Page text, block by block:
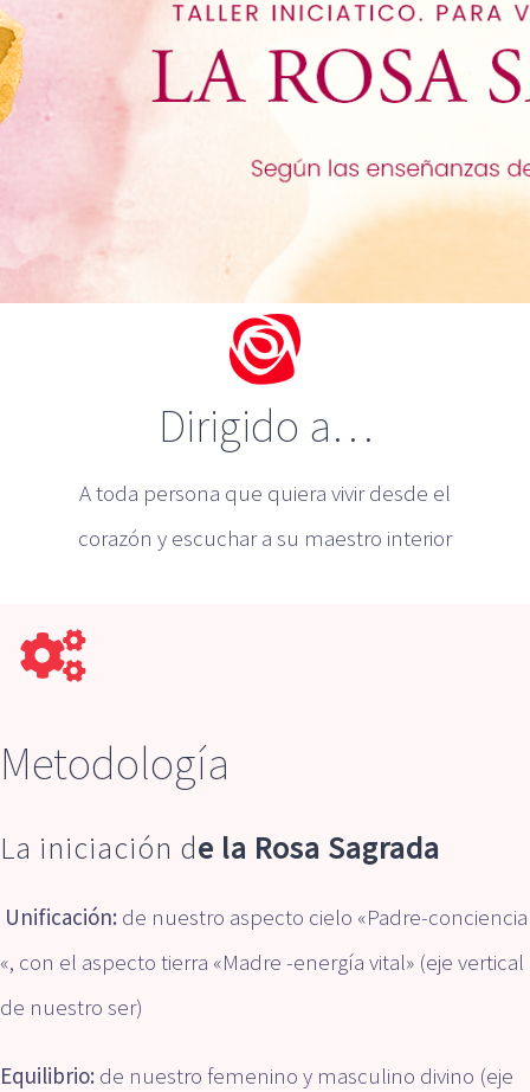
Dirigido a…
A toda persona que quiera vivir desde el
corazón y escuchar a su maestro interior
Metodología
La iniciación de la Rosa Sagrada
Unificación: de nuestro aspecto cielo «Padre-conciencia
«, con el aspecto tierra «Madre -energía vital» (eje vertical
de nuestro ser)
Equilibrio: de nuestro femenino y masculino divino (eje